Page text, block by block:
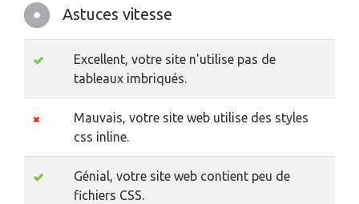
Astuces vitesse
Excellent, votre site n'utilise pas de
tableaux imbriqués.
Mauvais, votre site web utilise des styles
css inline.
Génial, votre site web contient peu de
fichiers CSS.